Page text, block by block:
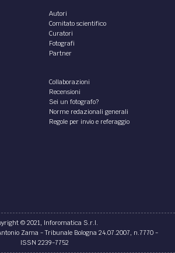
Autori
Comitato scientifico
Curatori
Fotografi
Partner
Collaborazioni
Recensioni
Sei un fotografo?
Norme redazionali generali
Regole per invio e referaggio
© 2021, Inforomatica S.r.l.
Zama - Tribunale Bologna 24.07.2007, n.7770 -
ISSN 2239-7752